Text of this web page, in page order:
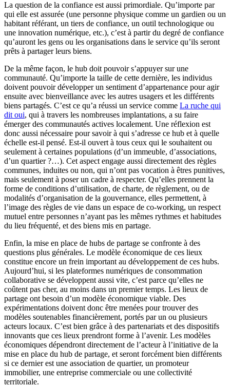
La question de la confiance est aussi primordiale. Qu’importe par
qui elle est assurée (une personne physique comme un gardien ou un
habitant référant, un tiers de confiance, un outil technologique ou
une innovation numérique, etc.), c’est à partir du degré de confiance
qu’auront les gens ou les organisations dans le service qu’ils seront
prêts à partager leurs biens.
De la même façon, le hub doit pouvoir s’appuyer sur une
communauté. Qu’importe la taille de cette dernière, les individus
doivent pouvoir développer un sentiment d’appartenance pour agir
ensuite avec bienveillance avec les autres usagers et les différents
biens partagés. C’est ce qu’a réussi un service comme La ruche qui
dit oui, qui à travers les nombreuses implantations, a su faire
émerger des communautés actives localement. Une réflexion est
donc aussi nécessaire pour savoir à qui s’adresse ce hub et à quelle
échelle est-il pensé. Est-il ouvert à tous ceux qui le souhaitent ou
seulement à certaines populations (d’un immeuble, d’associations,
d’un quartier ?…). Cet aspect engage aussi directement des règles
communes, induites ou non, qui n’ont pas vocation à êtres punitives,
mais seulement à poser un cadre à respecter. Qu’elles prennent la
forme de conditions d’utilisation, de charte, de règlement, ou de
modalités d’organisation de la gouvernance, elles permettent, à
l’image des règles de vie dans un espace de co-working, un respect
mutuel entre personnes n’ayant pas les mêmes rythmes et habitudes
du lieu fréquenté, et des biens mis en partage.
Enfin, la mise en place de hubs de partage se confronte à des
questions plus générales. Le modèle économique de ces lieux
constitue encore un frein important au développement de ces hubs.
Aujourd’hui, si les plateformes numériques de consommation
collaborative se développent aussi vite, c’est parce qu’elles ne
coûtent pas cher, au moins dans un premier temps. Les lieux de
partage ont besoin d’un modèle économique viable. Des
expérimentations doivent donc être menées pour trouver des
modèles soutenables financièrement, portés par un ou plusieurs
acteurs locaux. C’est bien grâce à des partenariats et des dispositifs
innovants que ces lieux prendront forme à l’avenir. Les modèles
économiques dépendront directement de l’acteur à l’initiative de la
mise en place du hub de partage, et seront forcément bien différents
si ce dernier est une association de quartier, un promoteur
immobilier, une entreprise commerciale ou une collectivité
territoriale.